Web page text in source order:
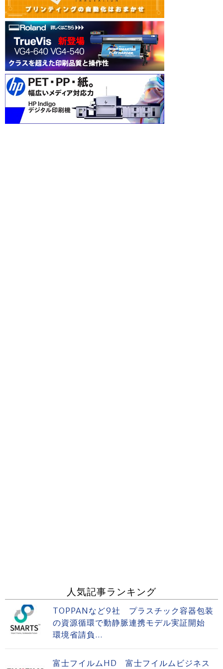
人気記事ランキング
TOPPANなど9社 プラスチック容器包装
の資源循環で動静脈連携モデル実証開始
環境省請負...
富士フイルムHD 富士フイルムビジネス